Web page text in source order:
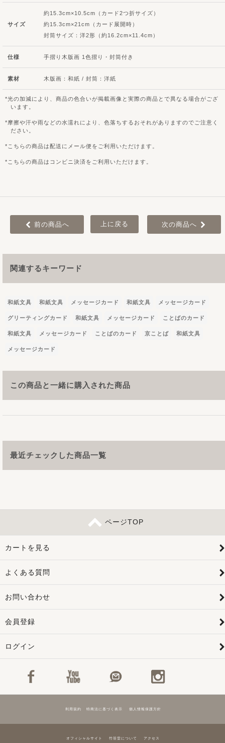
サイズ
約15.3cm×10.5cm（カード2つ折サイズ）
約15.3cm×21cm（カード展開時）
封筒サイズ：洋2形（約16.2cm×11.4cm）
仕様 手摺り木版画 1色摺り・封筒付き
素材 木版画：和紙 / 封筒：洋紙
光の加減により、商品の色合いが掲載画像と実際の商品とで異なる場合がござ
います。
摩擦や汗や雨などの水濡れにより、色落ちするおそれがありますのでご注意く
ださい。
こちらの商品は配送にメール便をご利用いただけます。
こちらの商品はコンビニ決済をご利用いただけます。
前の商品へ 上に戻る 次の商品へ
関連するキーワード
和紙文具 和紙文具 メッセージカード 和紙文具 メッセージカード
グリーティングカード 和紙文具 メッセージカード ことばのカード
和紙文具 メッセージカード ことばのカード 京ことば 和紙文具
メッセージカード
この商品と一緒に購入された商品
最近チェックした商品一覧
ページTOP
カートを見る
よくある質問
お問い合わせ
会員登録
ログイン
利用規約 特商法に基づく表示 個人情報保護方針
オフィシャルサイト 竹笹堂について アクセス